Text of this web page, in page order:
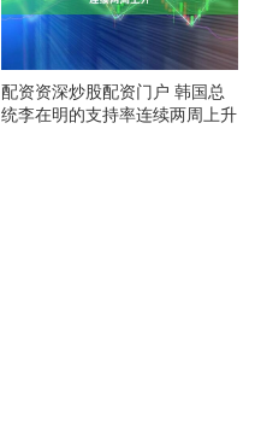
配资资深炒股配资门户 韩国总
统李在明的支持率连续两周上升